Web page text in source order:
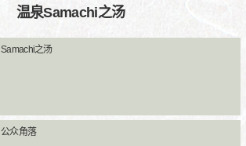
温泉Samachi之汤
Samachi之汤
公众角落